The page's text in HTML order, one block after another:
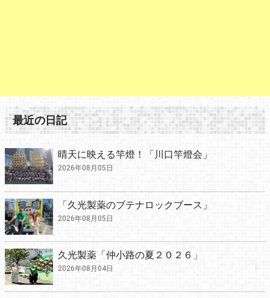
最近の日記
晴天に映える竿燈！「川口竿燈会」
2026年08月05日
「久光製薬のブテナロックブース」
2026年08月05日
久光製薬「仲小路の夏２０２６」
2026年08月04日